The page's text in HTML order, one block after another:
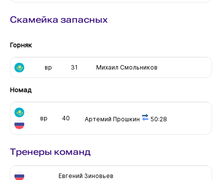
Скамейка запасных
Горняк
вр 31 Михаил Смольников
Номад
вр 40 Артемий Прошкин 50:28
Тренеры команд
Евгений Зиновьев